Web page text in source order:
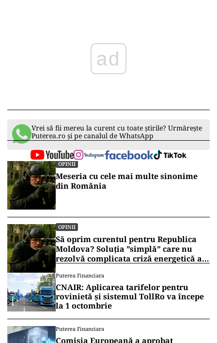
ad
Vrei să fii mereu la curent cu toate știrile? Urmărește
Puterea.ro și pe canalul de WhatsApp
OPINII
Meseria cu cele mai multe sinonime
din România
OPINII
Să oprim curentul pentru Republica
Moldova? Soluția ”simplă” care nu
rezolvă complicata criză energetică a
Puterea Financiara
CNAIR: Aplicarea tarifelor pentru
rovinietă și sistemul TollRo va începe
la 1 octombrie
Puterea Financiara
Comisia Europeană a aprobat